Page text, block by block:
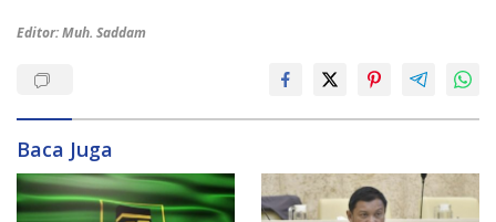
Editor: Muh. Saddam
Baca Juga